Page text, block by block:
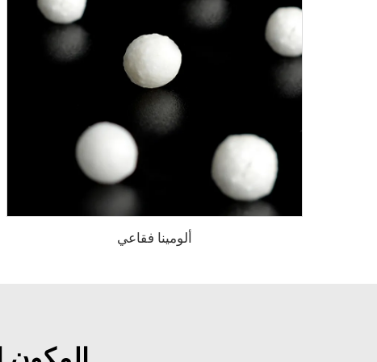
ألومينا فقاعي